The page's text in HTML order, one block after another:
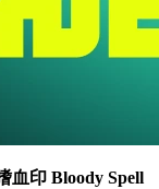
血印 Bloody Spell